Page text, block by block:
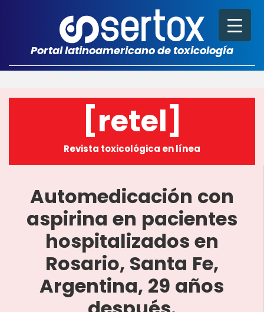
Portal latinoamericano de toxicología
[retel]
Revista toxicológica en línea
Automedicación con
aspirina en pacientes
hospitalizados en
Rosario, Santa Fe,
Argentina, 29 años